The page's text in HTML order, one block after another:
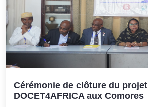
Cérémonie de clôture du projet
DOCET4AFRICA aux Comores